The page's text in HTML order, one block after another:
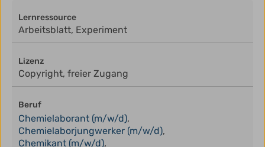
Lernressource
Arbeitsblatt, Experiment
Lizenz
Copyright, freier Zugang
Beruf
Chemielaborant (m/w/d),
Chemielaborjungwerker (m/w/d),
Chemikant (m/w/d),